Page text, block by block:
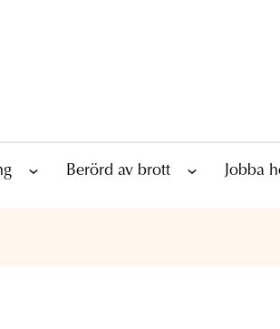
Berörd av brott Jobba